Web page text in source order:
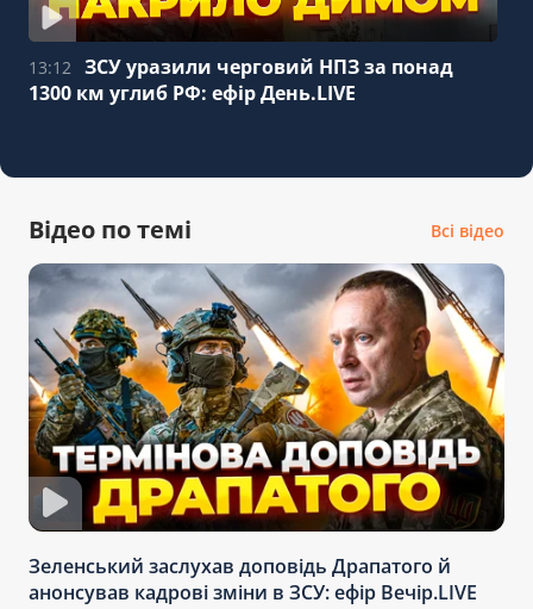
13:12 ЗСУ уразили черговий НПЗ за понад
1300 км углиб РФ: ефір День.LIVE
Відео по темі Всі відео
Зеленський заслухав доповідь Драпатого й
анонсував кадрові зміни в ЗСУ: ефір Вечір.LIVE